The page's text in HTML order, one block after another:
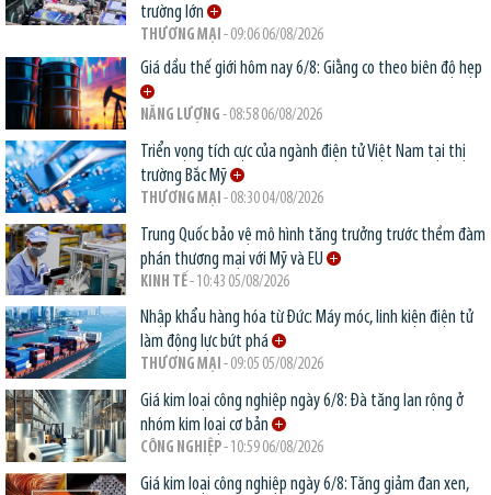
trường lớn
THƯƠNG MẠI - 09:06 06/08/2026
Giá dầu thế giới hôm nay 6/8: Giằng co theo biên độ hẹp
NĂNG LƯỢNG - 08:58 06/08/2026
Triển vọng tích cực của ngành điện tử Việt Nam tại thị
trường Bắc Mỹ
THƯƠNG MẠI - 08:30 04/08/2026
Trung Quốc bảo vệ mô hình tăng trưởng trước thềm đàm
phán thương mại với Mỹ và EU
KINH TẾ- 10:43 05/08/2026
Nhập khẩu hàng hóa từ Đức: Máy móc, linh kiện điện tử
làm động lực bứt phá
THƯƠNG MẠI - 09:05 05/08/2026
Giá kim loại công nghiệp ngày 6/8: Đà tăng lan rộng ở
nhóm kim loại cơ bản
CÔNG NGHIỆP- 10:59 06/08/2026
Giá kim loại công nghiệp ngày 6/8: Tăng giảm đan xen,